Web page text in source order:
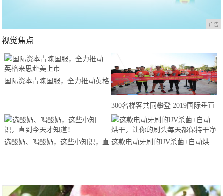
广告
视觉焦点
国际资本青睐国服，全力推动英格
300名梯客共同攀登 2019国际垂直
马拉松超级精英赛顺德海骏达中心
站欢乐开跑
选酸奶、喝酸奶，这些小知识，直 这款电动牙刷的UV杀菌+自动烘